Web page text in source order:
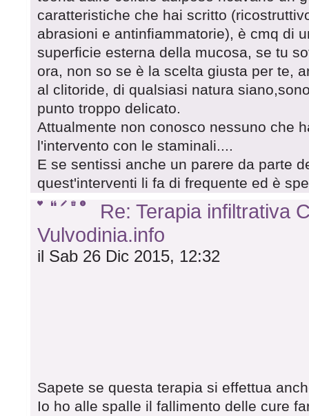
caratteristiche che hai scritto
abrasioni e antinfiammatorie), è cmq di
superficie esterna della mucosa, se tu
ora, non so se è la scelta giusta per te,
al clitoride, di qualsiasi natura
punto troppo delicato.
Attualmente non conosco nessuno che
l'intervento con le staminali....
E se sentissi anche un parere da parte
quest'interventi li fa di frequente ed è
Re: Terapia infiltrativa
Vulvodinia.info
il Sab 26 Dic 2015, 12:32
Sapete se questa terapia si effettua
Io ho alle spalle il fallimento delle cure